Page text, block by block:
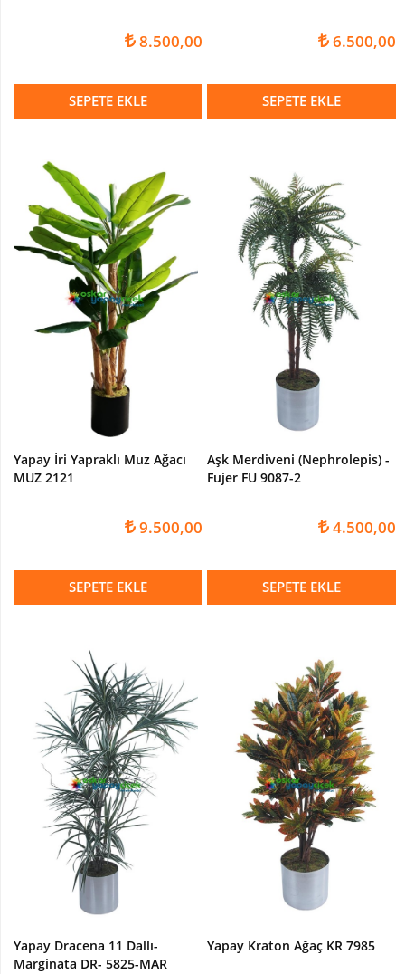
8.500,00
SEPETE EKLE
6.500,00
SEPETE EKLE
Yapay İri Yapraklı Muz Ağacı
MUZ 2121
9.500,00
SEPETE EKLE
Aşk Merdiveni (Nephrolepis) -
Fujer FU 9087-2
4.500,00
SEPETE EKLE
Yapay Dracena 11 Dallı-
Marginata DR- 5825-MAR
Yapay Kraton Ağaç KR 7985